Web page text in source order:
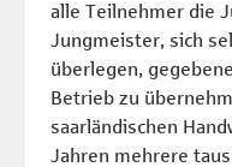
alle Teilnehmer die
Jungmeister, sich
überlegen,
Betrieb zu
saarländischen
Jahren mehrere